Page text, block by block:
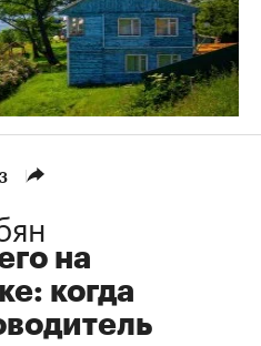
на
когда